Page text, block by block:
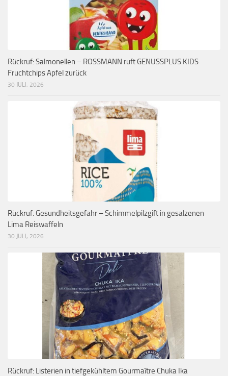
Rückruf: Salmonellen – ROSSMANN ruft GENUSSPLUS KIDS
Fruchtchips Apfel zurück
30 JULI, 2026
Rückruf: Gesundheitsgefahr – Schimmelpilzgift in gesalzenen
Lima Reiswaffeln
30 JULI, 2026
Rückruf: Listerien in tiefgekühltem Gourmaître Chuka Ika